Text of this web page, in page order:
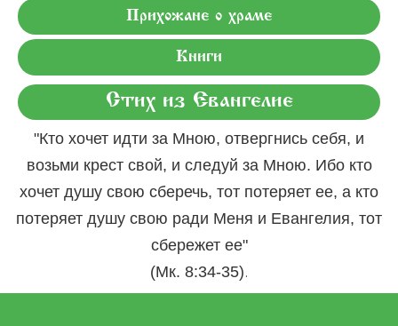
Прихожане о храме
Книги
Стих из Евангелие
"Кто хочет идти за Мною, отвергнись себя, и
возьми крест свой, и следуй за Мною. Ибо кто
хочет душу свою сберечь, тот потеряет ее, а кто
потеряет душу свою ради Меня и Евангелия, тот
сбережет ее"
(Мк. 8:34-35).